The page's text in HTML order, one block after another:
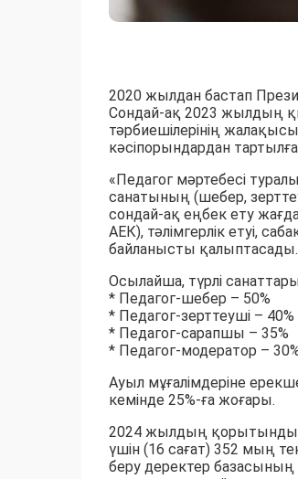
2020 жылдан бастап
Сондай-ақ 2023 жылдың
тәрбиешілерінің
кәсіпорындардан
«Педагог мәртебесі
санатының (шебер,
сондай-ақ еңбек ету
АЕК), тәлімгерлік етуі,
байланысты қалыптасады.
Осылайша, түрлі
* Педагог-шебер – 50%
* ⁠Педагог-зерттеуші – 40%
* ⁠Педагог-сарапшы – 35%
* ⁠Педагог-модератор –
Ауыл мұғалімдеріне
кемінде 25%-ға жоғары.
2024 жылдың
үшін (16 сағат) 352 мың
беру деректер базасының